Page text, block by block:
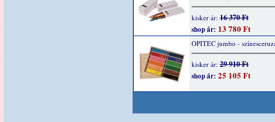
kisker ár: 16 370 Ft
shop ár: 13 780 Ft
OPITEC jumbo -
kisker ár: 29 910 Ft
shop ár: 25 105 Ft